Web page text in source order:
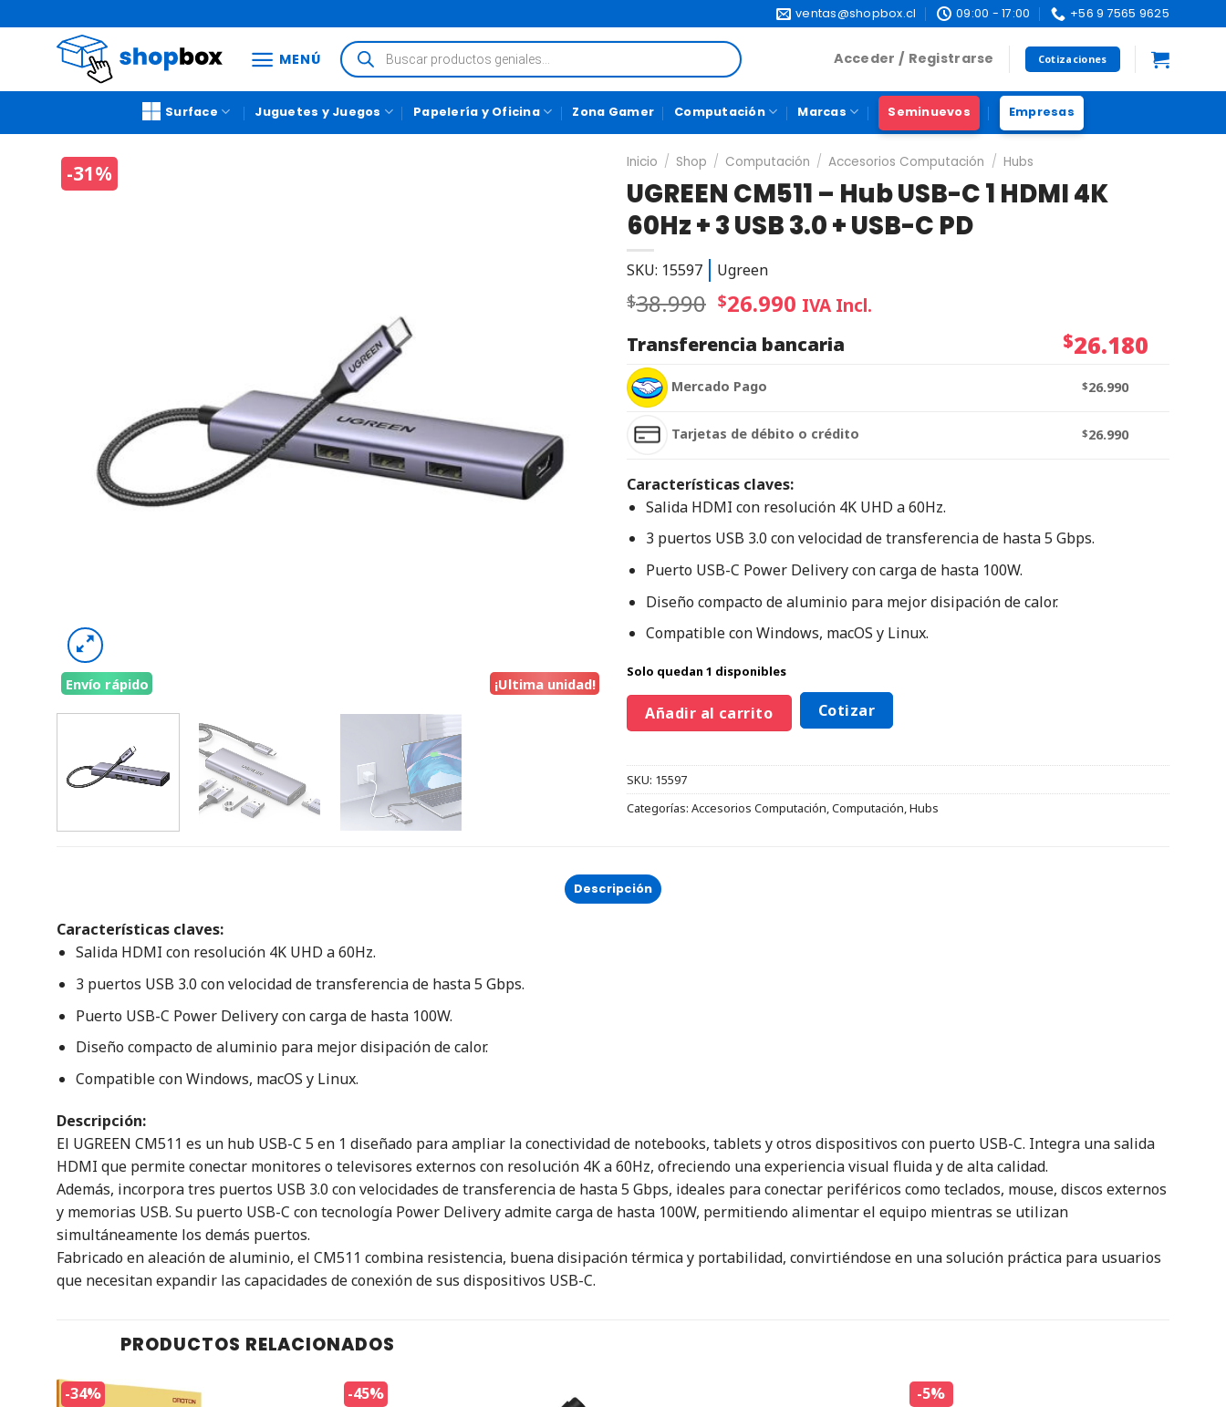
ventas@shopbox.cl 09:00 - 17:00 +56 9 7565 9625
MENÚ Acceder / Registrarse Cotizaciones
Surface Juguetes y Juegos Papelería y Oficina Zona Gamer Computación Marcas Seminuevos Empresas
-31%
¡Ultima unidad!
Envío rápido
Inicio / Shop / Computación / Accesorios Computación / Hubs
UGREEN CM511 – Hub USB-C 1 HDMI 4K
60Hz + 3 USB 3.0 + USB-C PD
SKU: 15597 Ugreen
$38.990 $26.990 IVA Incl.
Transferencia bancaria
$26.180
Mercado Pago $26.990
Tarjetas de débito o crédito $26.990
Características claves:
Salida HDMI con resolución 4K UHD a 60Hz.
3 puertos USB 3.0 con velocidad de transferencia de hasta 5 Gbps.
Puerto USB-C Power Delivery con carga de hasta 100W.
Diseño compacto de aluminio para mejor disipación de calor.
Compatible con Windows, macOS y Linux.
Solo quedan 1 disponibles
Añadir al carrito Cotizar
SKU: 15597
Categorías: Accesorios Computación Computación Hubs
Descripción
Características claves:
Salida HDMI con resolución 4K UHD a 60Hz.
3 puertos USB 3.0 con velocidad de transferencia de hasta 5 Gbps.
Puerto USB-C Power Delivery con carga de hasta 100W.
Diseño compacto de aluminio para mejor disipación de calor.
Compatible con Windows, macOS y Linux.
Descripción:
El UGREEN CM511 es un hub USB-C 5 en 1 diseñado para ampliar la conectividad de notebooks, tablets y otros dispositivos con puerto USB-C. Integra una salida
HDMI que permite conectar monitores o televisores externos con resolución 4K a 60Hz, ofreciendo una experiencia visual fluida y de alta calidad.
Además, incorpora tres puertos USB 3.0 con velocidades de transferencia de hasta 5 Gbps, ideales para conectar periféricos como teclados, mouse, discos externos
y memorias USB. Su puerto USB-C con tecnología Power Delivery admite carga de hasta 100W, permitiendo alimentar el equipo mientras se utilizan
simultáneamente los demás puertos.
Fabricado en aleación de aluminio, el CM511 combina resistencia, buena disipación térmica y portabilidad, convirtiéndose en una solución práctica para usuarios
que necesitan expandir las capacidades de conexión de sus dispositivos USB-C.
PRODUCTOS RELACIONADOS
-34% -45% -5%